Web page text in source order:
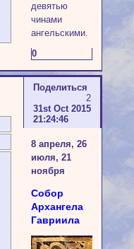
девятью
чинами
ангельскими.
0
Поделиться
2
31st Oct 2015
21:24:46
8 апреля, 26
июля, 21
ноября
Собор
Архангела
Гавриила